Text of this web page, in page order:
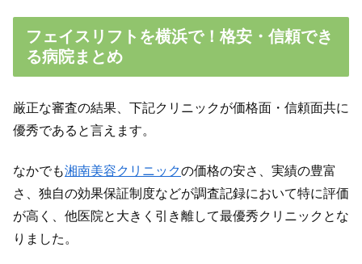
フェイスリフトを横浜で！格安・信頼でき
る病院まとめ
厳正な審査の結果、下記クリニックが価格面・信頼面共に
優秀であると言えます。
なかでも湘南美容クリニックの価格の安さ、実績の豊富
さ、独自の効果保証制度などが調査記録において特に評価
が高く、他医院と大きく引き離して最優秀クリニックとな
りました。